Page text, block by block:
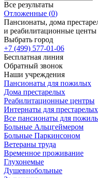
Все результаты
Отложенные (0)
Пансионаты, дома
и реабилитационные центы
Выбрать город
+7 (499) 577-01-06
Бесплатная линия
Обратный звонок
Наши учреждения
Пансионаты для пожилых
Дома престарелых
Реабилитационные центры
Интернаты для престарелых
Все пансионаты для
Больные Альцгеймером
Больные Паркинсоном
Ветераны труда
Временное проживание
Глухонемые
Душевнобольные